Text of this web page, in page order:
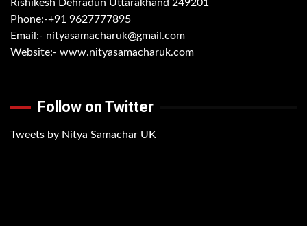
Rishikesh Dehradun Uttarakhand 249201
Phone:-+91 9627777895
Email:- nityasamacharuk@gmail.com
Website:- www.nityasamacharuk.com
Follow on Twitter
Tweets by Nitya Samachar UK